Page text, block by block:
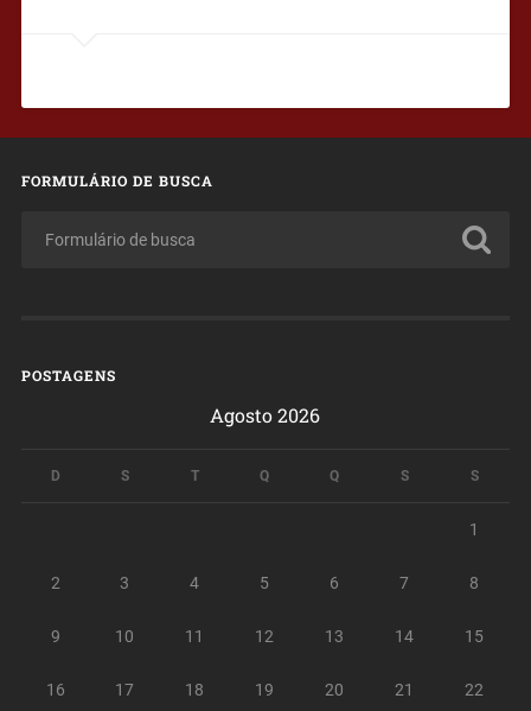
FORMULÁRIO DE BUSCA
POSTAGENS
Agosto 2026
D S T Q Q S S
1
2 3 4 5 6 7 8
9 10 11 12 13 14 15
16 17 18 19 20 21 22